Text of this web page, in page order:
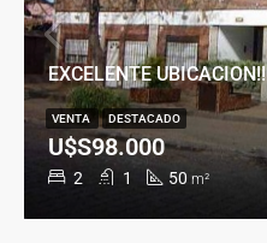
2 1 50 m²
U$S98.000
VENTA DESTACADO